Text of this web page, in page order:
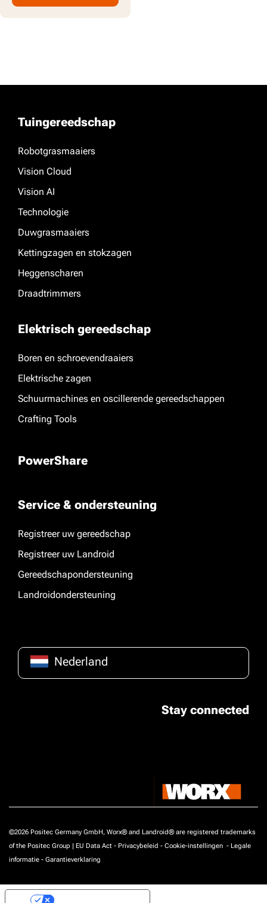
Tuingereedschap
Robotgrasmaaiers
Vision Cloud
Vision AI
Technologie
Duwgrasmaaiers
Kettingzagen en stokzagen
Heggenscharen
Draadtrimmers
Elektrisch gereedschap
Boren en schroevendraaiers
Elektrische zagen
Schuurmachines en oscillerende gereedschappen
Crafting Tools
PowerShare
Service & ondersteuning
Registreer uw gereedschap
Registreer uw Landroid
Gereedschapondersteuning
Landroidondersteuning
Nederland
Stay connected
©2026 Positec Germany GmbH, Worx® and Landroid® are registered trademarks
of the Positec Group | EU Data Act - Privacybeleid - Cookie-instellingen - Legale
informatie - Garantieverklaring
Uw privacy-opties